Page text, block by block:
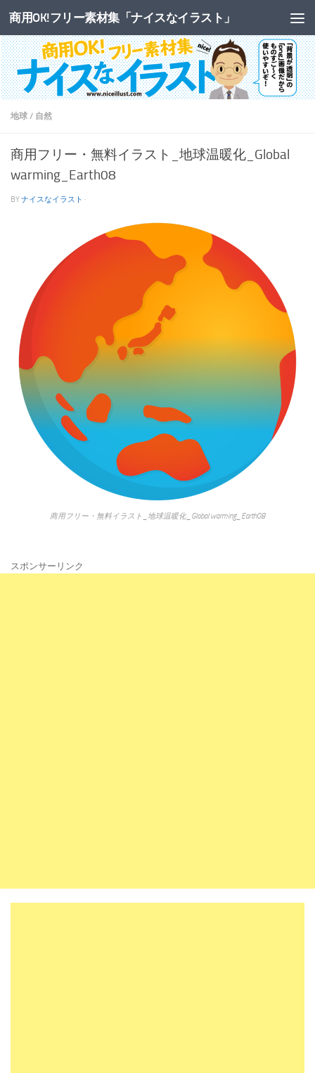
コンテンツへスキップ
商用OK!フリー素材集「ナイスなイラスト」
地球 / 自然
商用フリー・無料イラスト_地球温暖化_Global
warming_Earth08
BYナイスなイラスト ·
商用フリー・無料イラスト_地球温暖化_Global warming_Earth08
スポンサーリンク